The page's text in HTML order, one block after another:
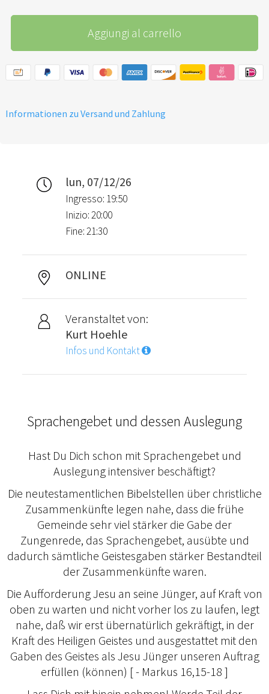
Aggiungi al carrello
Informationen zu Versand und Zahlung
lun, 07/12/26
Ingresso: 19:50
Inizio: 20:00
Fine: 21:30
ONLINE
Veranstaltet von:
Kurt Hoehle
Infos und Kontakt
Sprachengebet und dessen Auslegung
Hast Du Dich schon mit Sprachengebet und
Auslegung intensiver beschäftigt?
Die neutestamentlichen Bibelstellen über christliche
Zusammenkünfte legen nahe, dass die frühe
Gemeinde sehr viel stärker die Gabe der
Zungenrede, das Sprachengebet, ausübte und
dadurch sämtliche Geistesgaben stärker Bestandteil
der Zusammenkünfte waren.
Die Aufforderung Jesu an seine Jünger, auf Kraft von
oben zu warten und nicht vorher los zu laufen, legt
nahe, daß wir erst übernatürlich gekräftigt, in der
Kraft des Heiligen Geistes und ausgestattet mit den
Gaben des Geistes als Jesu Jünger unseren Auftrag
erfüllen (können) [ - Markus 16,15-18 ]